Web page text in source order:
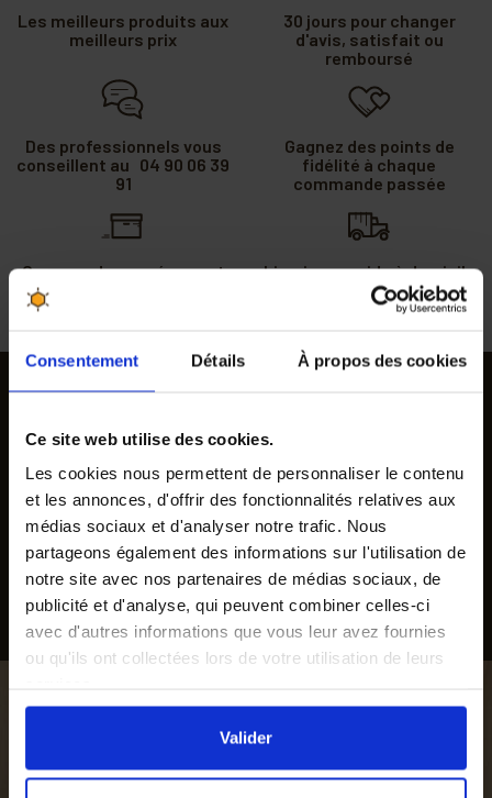
Consentement Détails À propos des cookies
Ce site web utilise des cookies.
Les cookies nous permettent de personnaliser le contenu
et les annonces, d'offrir des fonctionnalités relatives aux
médias sociaux et d'analyser notre trafic. Nous
partageons également des informations sur l'utilisation de
notre site avec nos partenaires de médias sociaux, de
publicité et d'analyse, qui peuvent combiner celles-ci
avec d'autres informations que vous leur avez fournies
ou qu'ils ont collectées lors de votre utilisation de leurs
En cliquant sur le boutonValidervous acceptez
l'ensemble des cookies de notre site ainsi que ceux de
nos partenaires. Vous pouvez également choisir les
Valider
Les meilleurs produits aux
meilleurs prix
30 jours pour changer
d'avis, satisfait ou
remboursé
Des professionnels vous
conseillent au 04 90 06 39
91
Gagnez des points de
fidélité à chaque
commande passée
Commande passée avant
midi expédiée le jour même
Livraison rapide à domicile
Recevez nos offres et
promotions par mail